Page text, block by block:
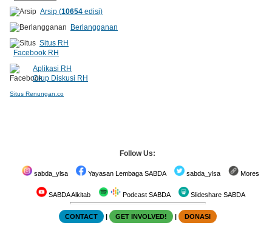
Arsip (10654edisi)
Berlangganan
Situs RH
Facebook RH
Aplikasi RH
Grup Diskusi RH
Situs Renungan.co
Follow Us:
sabda_ylsa Yayasan Lembaga SABDA sabda_ylsa Mores
SABDA Alkitab Podcast SABDA Slideshare SABDA
CONTACT | GET INVOLVED! | DONASI